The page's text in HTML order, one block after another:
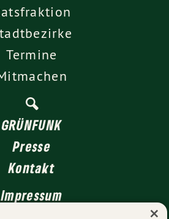
Termine
GRÜNFUNK
Presse
Kontakt
Impressum
×